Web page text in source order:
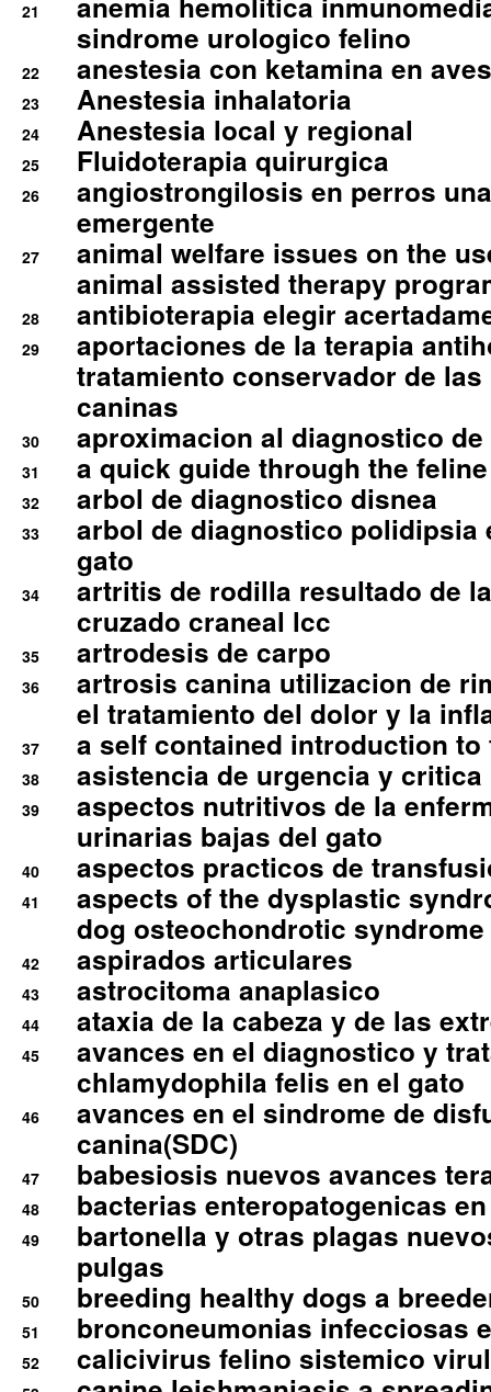
21
sindrome urologico felino
22 anestesia con ketamina en
23 Anestesia inhalatoria
24 Anestesia local y regional
25 Fluidoterapia quirurgica
26
angiostrongilosis en perros
emergente
27
animal welfare issues on the
animal assisted therapy
28 antibioterapia elegir
29
aportaciones de la terapia
tratamiento conservador de
caninas
30 aproximacion al diagnostico
31 a quick guide through the
32 arbol de diagnostico disnea
33
arbol de diagnostico polidipsia
gato
34
artritis de rodilla resultado de
cruzado craneal lcc
35 artrodesis de carpo
36
artrosis canina utilizacion de
el tratamiento del dolor y la
37 a self contained introduction
38 asistencia de urgencia y
39
aspectos nutritivos de la
urinarias bajas del gato
40 aspectos practicos de
41
aspects of the dysplastic
dog osteochondrotic syndrome
42 aspirados articulares
43 astrocitoma anaplasico
44 ataxia de la cabeza y de las
45
avances en el diagnostico y
chlamydophila felis en el gato
46
avances en el sindrome de
canina(SDC)
47 babesiosis nuevos avances
48 bacterias enteropatogenicas
49
bartonella y otras plagas
pulgas
50 breeding healthy dogs a
51 bronconeumonias infecciosas
52 calicivirus felino sistemico